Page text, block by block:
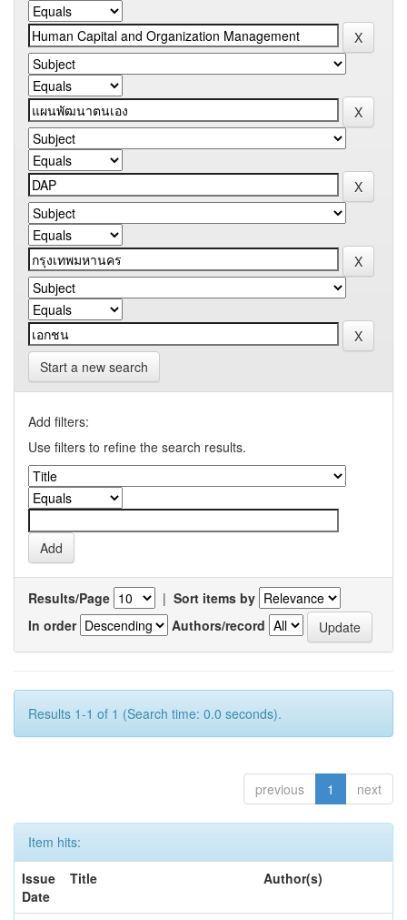
Start a new search
Add filters:
Use filters to refine the search results.
Results/Page | Sort items by
In order
Authors/record
Results 1-1 of 1 (Search time: 0.0 seconds).
previous 1 next
Item hits:
Issue
Date
Title Author(s)